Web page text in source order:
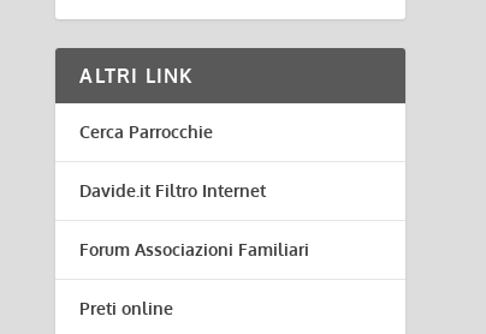
ALTRI LINK
Cerca Parrocchie
Davide.it Filtro Internet
Forum Associazioni Familiari
Preti online